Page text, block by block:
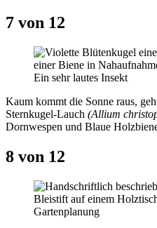
7 von 12
Ein sehr lautes Insekt
Kaum kommt die Sonne raus,
Sternkugel-Lauch (Allium
Dornwespen und Blaue
8 von 12
Gartenplanung